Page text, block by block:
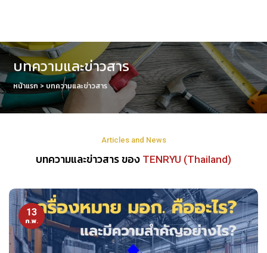
บทความและข่าวสาร
หน้าแรก> บทความและข่าวสาร
Articles and News
บทความและข่าวสาร ของ TENRYU (Thailand)
13
ก.พ.